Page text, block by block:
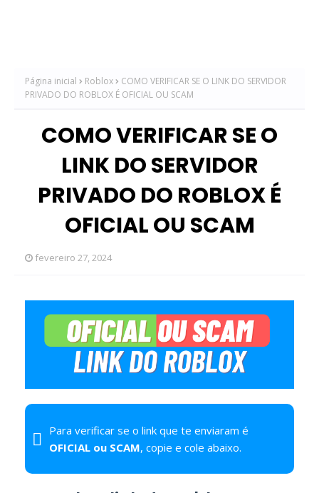
Página inicial Roblox
COMO VERIFICAR SE O LINK DO SERVIDOR
PRIVADO DO ROBLOX É OFICIAL OU SCAM
COMO VERIFICAR SE O
LINK DO SERVIDOR
PRIVADO DO ROBLOX É
OFICIAL OU SCAM
fevereiro 27, 2024
Para verificar se o link que te enviaram é
OFICIAL ou SCAM, copie e cole abaixo.